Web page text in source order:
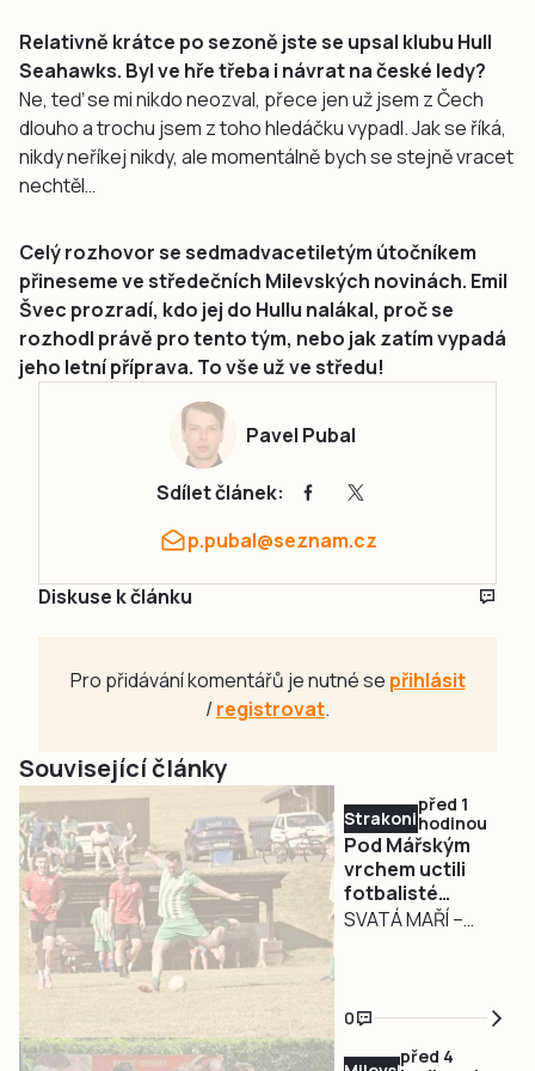
Relativně krátce po sezoně jste se upsal klubu Hull
Seahawks. Byl ve hře třeba i návrat na české ledy?
Ne, teď se mi nikdo neozval, přece jen už jsem z Čech
dlouho a trochu jsem z toho hledáčku vypadl. Jak se říká,
nikdy neříkej nikdy, ale momentálně bych se stejně vracet
nechtěl…
Celý rozhovor se sedmadvacetiletým útočníkem
přineseme ve středečních Milevských novinách. Emil
Švec prozradí, kdo jej do Hullu nalákal, proč se
rozhodl právě pro tento tým, nebo jak zatím vypadá
jeho letní příprava. To vše už ve středu!
Pavel Pubal
Sdílet článek:
p.pubal@seznam.cz
Diskuse k článku
Pro přidávání komentářů je nutné se přihlásit
/registrovat.
Související články
Strakonicko
před 1
hodinou
Pod Mářským
vrchem uctili
fotbalisté
památku
SVATÁ MAŘÍ –
spoluhráče i
poslední prověrka
před startem
0
před 4